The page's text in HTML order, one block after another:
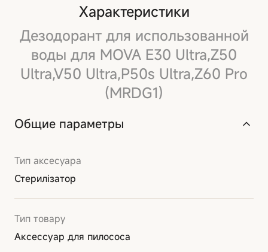
Характеристики
Дезодорант для использованной
воды для MOVA E30 Ultra,Z50
Ultra,V50 Ultra,P50s Ultra,Z60 Pro
(MRDG1)
Общие параметры
Тип аксесуара
Стерилізатор
Тип товару
Аксессуар для пилососа